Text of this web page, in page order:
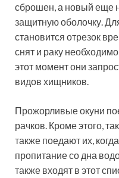
сброшен, а новый еще
защитную оболочку.
становится отрезок
снят и раку
этот момент они
видов хищников.
Прожорливые окуни
рачков. Кроме этого,
также поедают их,
пропитание со дна
также входят в этот